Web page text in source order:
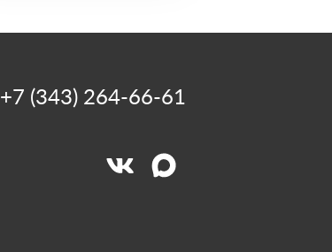
+7 (343) 264-66-61